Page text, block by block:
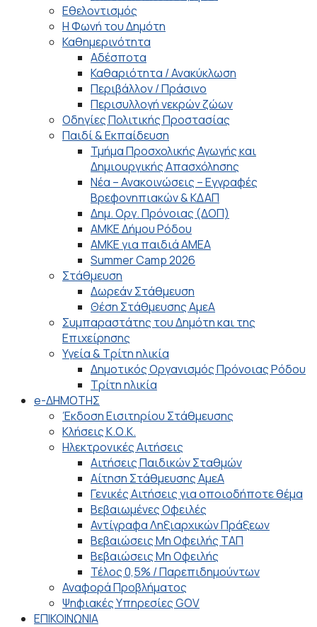
Εθελοντισμός
Η Φωνή του Δημότη
Καθημερινότητα
Αδέσποτα
Καθαριότητα / Ανακύκλωση
Περιβάλλον / Πράσινο
Περισυλλογή νεκρών ζώων
Οδηγίες Πολιτικής Προστασίας
Παιδί & Εκπαίδευση
Τμήμα Προσχολικής Αγωγής και
Δημιουργικής Απασχόλησης
Νέα – Ανακοινώσεις – Εγγραφές
Βρεφονηπιακών & ΚΔΑΠ
Δημ. Οργ. Πρόνοιας (ΔΟΠ)
ΑΜΚΕ Δήμου Ρόδου
ΑΜΚΕ για παιδιά ΑΜΕΑ
Summer Camp 2026
Στάθμευση
Δωρεάν Στάθμευση
Θέση Στάθμευσης ΑμεΑ
Συμπαραστάτης του Δημότη και της
Επιχείρησης
Υγεία & Τρίτη ηλικία
Δημοτικός Οργανισμός Πρόνοιας Ρόδου
Τρίτη ηλικία
e-ΔΗΜΟΤΗΣ
Έκδοση Εισιτηρίου Στάθμευσης
Κλήσεις Κ.Ο.Κ.
Ηλεκτρονικές Αιτήσεις
Αιτήσεις Παιδικών Σταθμών
Αίτηση Στάθμευσης ΑμεΑ
Γενικές Αιτήσεις για οποιοδήποτε θέμα
Βεβαιωμένες Οφειλές
Αντίγραφα Ληξιαρχικών Πράξεων
Βεβαιώσεις Μη Οφειλής ΤΑΠ
Βεβαιώσεις Μη Οφειλής
Τέλος 0,5% / Παρεπιδημούντων
Αναφορά Προβλήματος
Ψηφιακές Υπηρεσίες GOV
ΕΠΙΚΟΙΝΩΝΙΑ